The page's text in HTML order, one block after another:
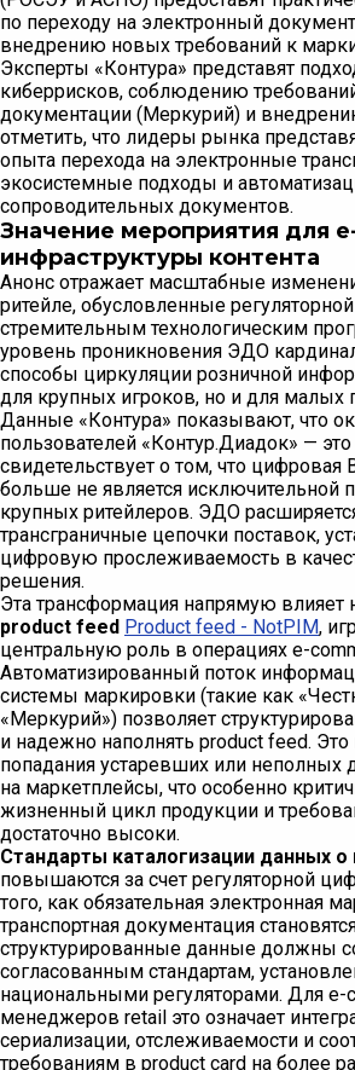
по переходу на электронный
внедрению новых требований к
Эксперты «Контура» представят
киберрисков, соблюдению
документации (Меркурий) и
отметить, что лидеры рынка
опыта перехода на электронные
экосистемные подходы и
сопроводительных документов.
Значение мероприятия для
инфраструктуры контента
Анонс отражает масштабные
ритейле, обусловленные
стремительным технологическим
уровень проникновения ЭДО
способы циркуляции розничной
для крупных игроков, но и для малых
Данные «Контура» показывают, что
пользователей «Контур.Диадок» —
свидетельствует о том, что цифровая
больше не является исключительной
крупных ритейлеров. ЭДО
трансграничные цепочки поставок,
цифровую прослеживаемость в
решения.
Эта трансформация напрямую влияет
product feed Product feed - NotPIM,
центральную роль в операциях e-
Автоматизированный поток
системы маркировки (такие как
«Меркурий») позволяет
и надежно наполнять product feed.
попадания устаревших или неполных
на маркетплейсы, что особенно
жизненный цикл продукции и
достаточно высоки.
Стандарты каталогизации данных о
повышаются за счет регуляторной
того, как обязательная электронная
транспортная документация
структурированные данные должны
согласованным стандартам,
национальными регуляторами. Для e-
менеджеров retail это означает
сериализации, отслеживаемости и
требованиям в product card на более